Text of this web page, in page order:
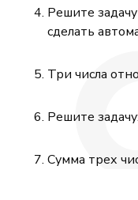
Решите
сделать
Три числа
Решите
Сумма трех